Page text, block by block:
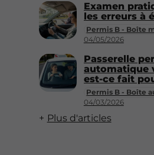
Permis B - Boîte
04/05/2026
Examen
les erreurs à
Permis B - Boîte
04/03/2026
Passerelle
automatique
est-ce fait
Plus d'articles